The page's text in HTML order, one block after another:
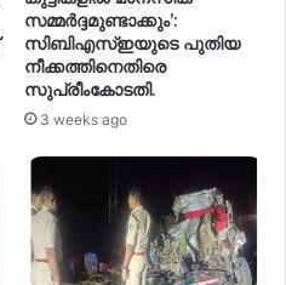
സമ്മര്‍ദ്ദമുണ്ടാക്കും’:
സിബിഎസ്‌ഇയുടെ പുതിയ
നീക്കത്തിനെതിരെ
സുപ്രീംകോടതി.
3 weeks ago